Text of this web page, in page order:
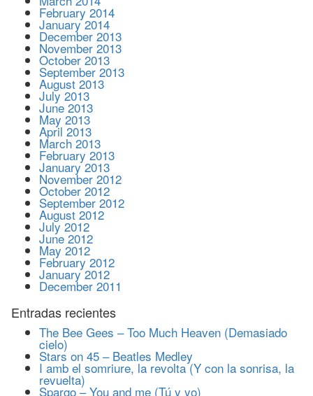
February 2014
January 2014
December 2013
November 2013
October 2013
September 2013
August 2013
July 2013
June 2013
May 2013
April 2013
March 2013
February 2013
January 2013
November 2012
October 2012
September 2012
August 2012
July 2012
June 2012
May 2012
February 2012
January 2012
December 2011
Entradas recientes
The Bee Gees – Too Much Heaven (Demasiado
cielo)
Stars on 45 – Beatles Medley
I amb el somriure, la revolta (Y con la sonrisa, la
revuelta)
Spargo – You and me (Tú y yo)